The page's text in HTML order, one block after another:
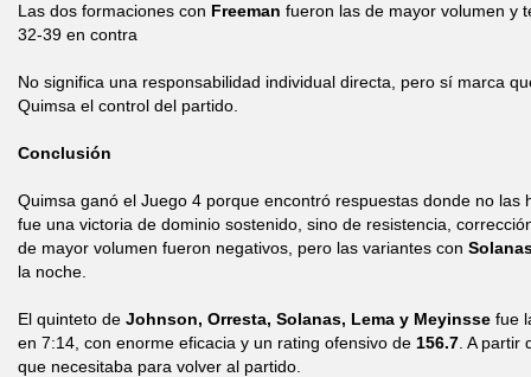
Las dos formaciones con Freeman fueron las de mayor volumen y
32-39 en contra
No significa una responsabilidad individual directa, pero sí marca
Quimsa el control del partido.
Conclusión
Quimsa ganó el Juego 4 porque encontró respuestas donde no las
fue una victoria de dominio sostenido, sino de resistencia,
de mayor volumen fueron negativos, pero las variantes con
la noche.
El quinteto de Johnson, Orresta, Solanas, Lema y Meyinsse fue
en 7:14, con enorme eficacia y un rating ofensivo de 156.7 . A
que necesitaba para volver al partido.